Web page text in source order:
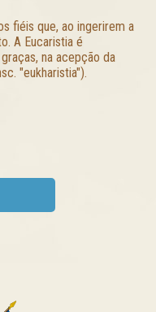
fiéis que, ao ingerirem a
A Eucaristia é
na acepção da
"eukharistia").